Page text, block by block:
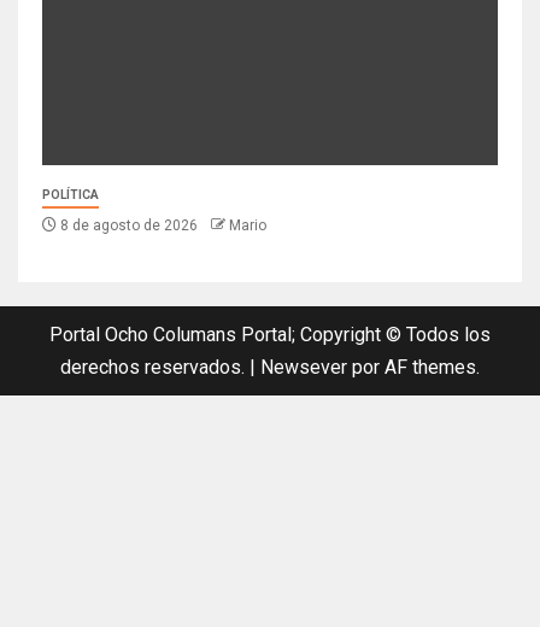
POLÍTICA
8 de agosto de 2026 Mario
Portal Ocho Columans Portal; Copyright © Todos los
derechos reservados. | Newsever por AF themes.